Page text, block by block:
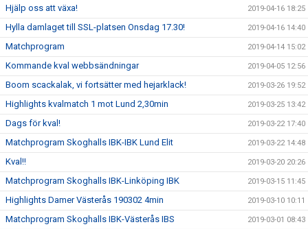
Hjälp oss att växa! 2019-04-16 18:25
Hylla damlaget till SSL-platsen Onsdag 17.30! 2019-04-16 14:40
Matchprogram 2019-04-14 15:02
Kommande kval webbsändningar 2019-04-05 12:56
Boom scackalak, vi fortsätter med hejarklack! 2019-03-26 19:52
Highlights kvalmatch 1 mot Lund 2,30min 2019-03-25 13:42
Dags för kval! 2019-03-22 17:40
Matchprogram Skoghalls IBK-IBK Lund Elit 2019-03-22 14:48
Kval!! 2019-03-20 20:26
Matchprogram Skoghalls IBK-Linköping IBK 2019-03-15 11:45
Highlights Damer Västerås 190302 4min 2019-03-10 10:11
Matchprogram Skoghalls IBK-Västerås IBS 2019-03-01 08:43